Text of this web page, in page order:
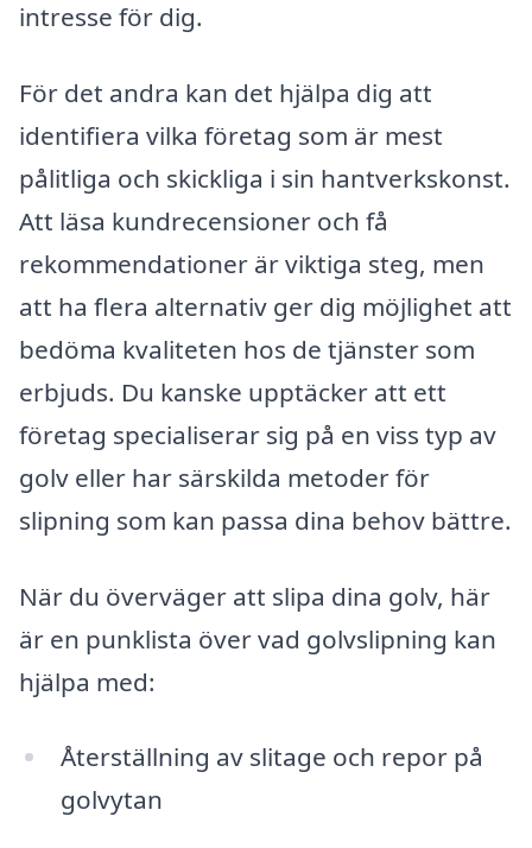
intresse för dig.
För det andra kan det hjälpa dig att
identifiera vilka företag som är mest
pålitliga och skickliga i sin hantverkskonst.
Att läsa kundrecensioner och få
rekommendationer är viktiga steg, men
att ha flera alternativ ger dig möjlighet att
bedöma kvaliteten hos de tjänster som
erbjuds. Du kanske upptäcker att ett
företag specialiserar sig på en viss typ av
golv eller har särskilda metoder för
slipning som kan passa dina behov bättre.
När du överväger att slipa dina golv, här
är en punklista över vad golvslipning kan
hjälpa med:
Återställning av slitage och repor på
golvytan